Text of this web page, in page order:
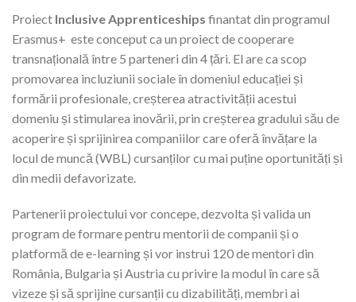
Proiect Inclusive Apprenticeships finantat din programul
Erasmus+ este conceput ca un proiect de cooperare
transnațională între 5 parteneri din 4 țări. El are ca scop
promovarea incluziunii sociale în domeniul educației și
formării profesionale, creșterea atractivității acestui
domeniu și stimularea inovării, prin creșterea gradului său de
acoperire și sprijinirea companiilor care oferă învățare la
locul de muncă (WBL) cursanților cu mai puține oportunități și
din medii defavorizate.
Partenerii proiectului vor concepe, dezvolta și valida un
program de formare pentru mentorii de companii și o
platformă de e-learning și vor instrui 120 de mentori din
România, Bulgaria și Austria cu privire la modul în care să
vizeze și să sprijine cursanții cu dizabilități, membri ai